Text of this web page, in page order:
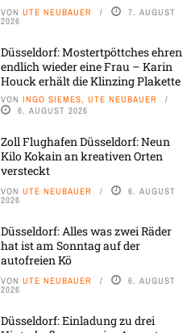
VON UTE NEUBAUER 7. AUGUST
2026
Düsseldorf: Mostertpöttches ehren
endlich wieder eine Frau – Karin
Houck erhält die Klinzing Plakette
VON INGO SIEMES, UTE NEUBAUER
6. AUGUST 2026
Zoll Flughafen Düsseldorf: Neun
Kilo Kokain an kreativen Orten
versteckt
VON UTE NEUBAUER 6. AUGUST
2026
Düsseldorf: Alles was zwei Räder
hat ist am Sonntag auf der
autofreien Kö
VON UTE NEUBAUER 6. AUGUST
2026
Düsseldorf: Einladung zu drei